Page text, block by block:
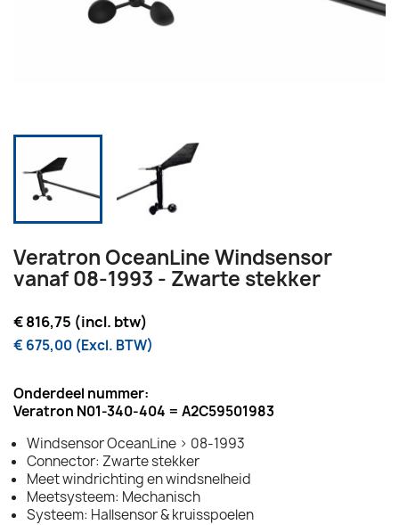
Veratron OceanLine Windsensor
vanaf 08-1993 - Zwarte stekker
€ 816,75 (incl. btw)
€ 675,00 (Excl. BTW)
Onderdeel nummer:
Veratron N01-340-404 = A2C59501983
Windsensor OceanLine > 08-1993
Connector: Zwarte stekker
Meet windrichting en windsnelheid
Meetsysteem: Mechanisch
Systeem: Hallsensor & kruisspoelen